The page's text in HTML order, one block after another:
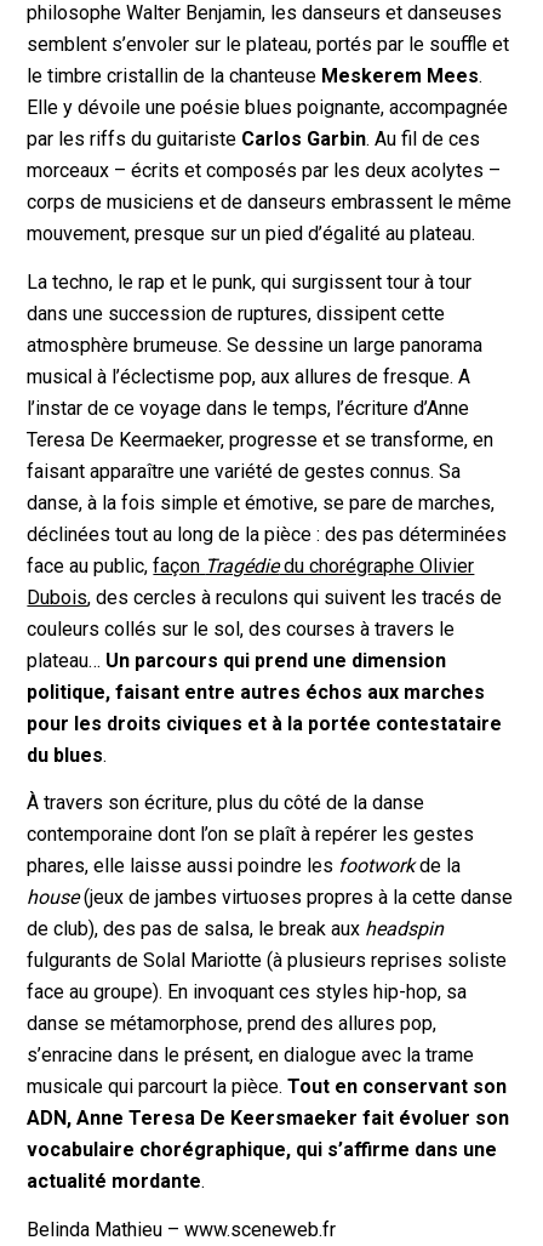
philosophe Walter Benjamin, les danseurs et danseuses
semblent s’envoler sur le plateau, portés par le souffle et
le timbre cristallin de la chanteuse Meskerem Mees.
Elle y dévoile une poésie blues poignante, accompagnée
par les riffs du guitariste Carlos Garbin. Au fil de ces
morceaux – écrits et composés par les deux acolytes –
corps de musiciens et de danseurs embrassent le même
mouvement, presque sur un pied d’égalité au plateau.
La techno, le rap et le punk, qui surgissent tour à tour
dans une succession de ruptures, dissipent cette
atmosphère brumeuse. Se dessine un large panorama
musical à l’éclectisme pop, aux allures de fresque. A
l’instar de ce voyage dans le temps, l’écriture d’Anne
Teresa De Keermaeker, progresse et se transforme, en
faisant apparaître une variété de gestes connus. Sa
danse, à la fois simple et émotive, se pare de marches,
déclinées tout au long de la pièce : des pas déterminées
face au public,façon Tragédiedu chorégraphe Olivier
Dubois, des cercles à reculons qui suivent les tracés de
couleurs collés sur le sol, des courses à travers le
plateau… Un parcours qui prend une dimension
politique, faisant entre autres échos aux marches
pour les droits civiques et à la portée contestataire
du blues.
À travers son écriture, plus du côté de la danse
contemporaine dont l’on se plaît à repérer les gestes
phares, elle laisse aussi poindre les footworkde la
house(jeux de jambes virtuoses propres à la cette danse
de club), des pas de salsa, le break aux headspin
fulgurants de Solal Mariotte (à plusieurs reprises soliste
face au groupe). En invoquant ces styles hip-hop, sa
danse se métamorphose, prend des allures pop,
s’enracine dans le présent, en dialogue avec la trame
musicale qui parcourt la pièce.Tout en conservant son
ADN, Anne Teresa De Keersmaeker fait évoluer son
vocabulaire chorégraphique, qui s’affirme dans une
actualité mordante.
Belinda Mathieu – www.sceneweb.fr